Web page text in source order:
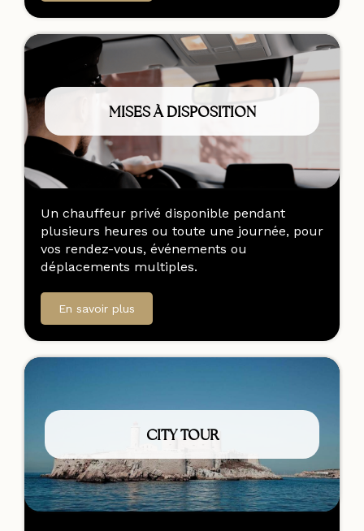
MISES À DISPOSITION
Un chauffeur privé disponible pendant
plusieurs heures ou toute une journée, pour
vos rendez-vous, événements ou
déplacements multiples.
En savoir plus
CITY TOUR